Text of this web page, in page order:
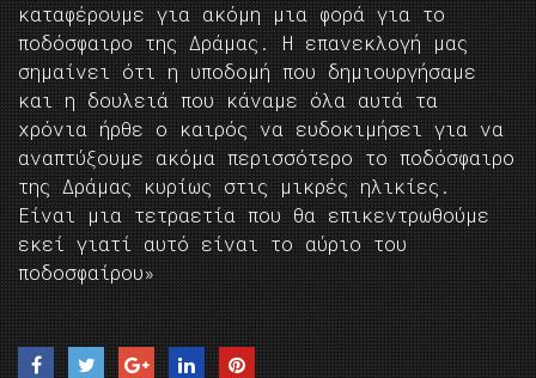
καταφέρουμε για ακόμη μια φορά για το
ποδόσφαιρο της Δράμας. Η επανεκλογή μας
σημαίνει ότι η υποδομή που δημιουργήσαμε
και η δουλειά που κάναμε όλα αυτά τα
χρόνια ήρθε ο καιρός να ευδοκιμήσει για να
αναπτύξουμε ακόμα περισσότερο το ποδόσφαιρο
της Δράμας κυρίως στις μικρές ηλικίες.
Είναι μια τετραετία που θα επικεντρωθούμε
εκεί γιατί αυτό είναι το αύριο του
ποδοσφαίρου»